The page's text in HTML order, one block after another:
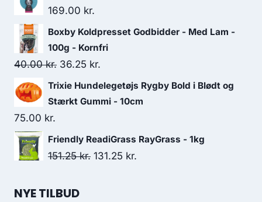
169.00 kr.
Boxby Koldpresset Godbidder - Med Lam -
100g - Kornfri
40.00kr. Den
oprindelige
pris
40.00 kr..
36.25 kr.
aktuelle
pris
36.25 kr..
Trixie Hundelegetøjs Rygby Bold i Blødt og
Stærkt Gummi - 10cm
75.00 kr.
Friendly ReadiGrass RayGrass - 1kg
151.25kr. Den
131.25 kr.
NYE TILBUD